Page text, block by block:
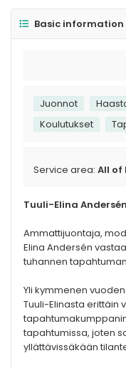
Basic information
Tuuli-Elina Andersén
Ammattijuontaja,
Elina Andersén
tuhannen
Yli kymmenen
Tuuli-Elinasta erittäin
tapahtumissa, joten
yllättävissäkään
Juonnot
Koulutukset
Service area: All of